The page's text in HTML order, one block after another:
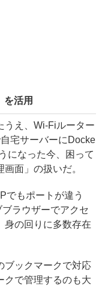
を活用
え、Wi-Fiルーター
宅サーバーにDocke
になった今、困って
面」の扱いだ。
でもポートが違う
ブラウザーでアクセ
身の回りに多数存在
ックマークで対応
クで管理するのも大